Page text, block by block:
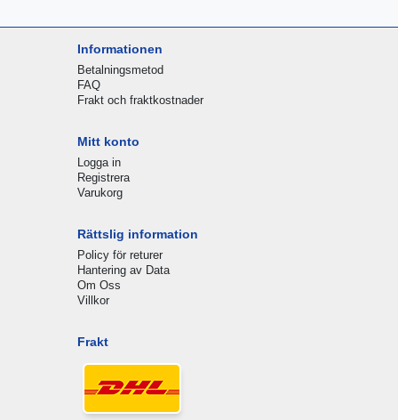
Informationen
Betalningsmetod
FAQ
Frakt och fraktkostnader
Mitt konto
Logga in
Registrera
Varukorg
Rättslig information
Policy för returer
Hantering av Data
Om Oss
Villkor
Frakt